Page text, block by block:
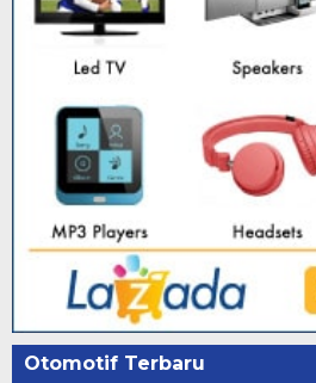
Otomotif Terbaru